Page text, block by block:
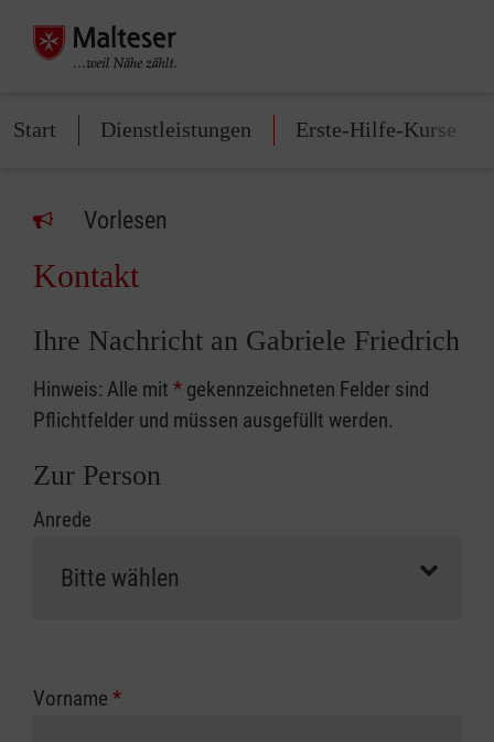
Start Dienstleistungen Erste-Hilfe-Kurse
Vorlesen
Kontakt
Ihre Nachricht an Gabriele Friedrich
Hinweis: Alle mit * gekennzeichneten Felder sind
Pflichtfelder und müssen ausgefüllt werden.
Zur Person
Anrede
Vorname *